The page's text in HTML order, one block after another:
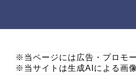
※当ページには広告・プロモ
※当サイトは生成AIによる画